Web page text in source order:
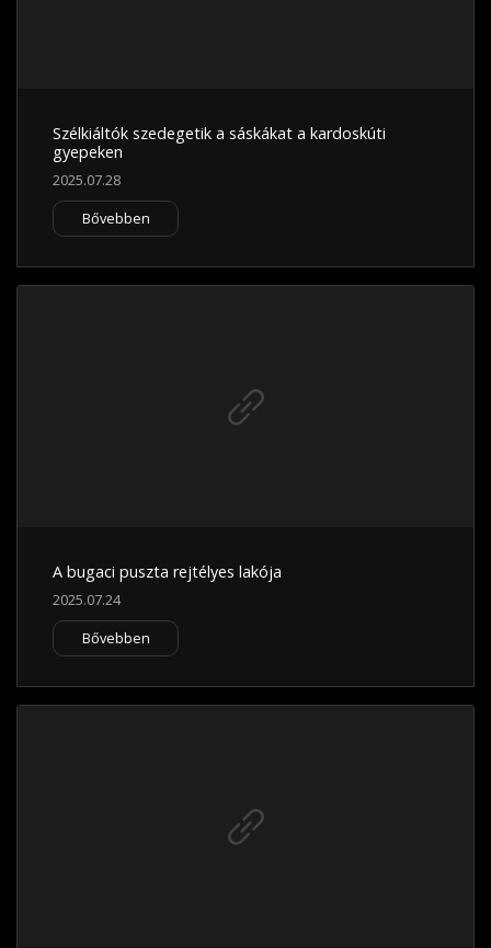
Szélkiáltók szedegetik a sáskákat a kardoskúti
gyepeken
2025.07.28
Bővebben
A bugaci puszta rejtélyes lakója
2025.07.24
Bővebben